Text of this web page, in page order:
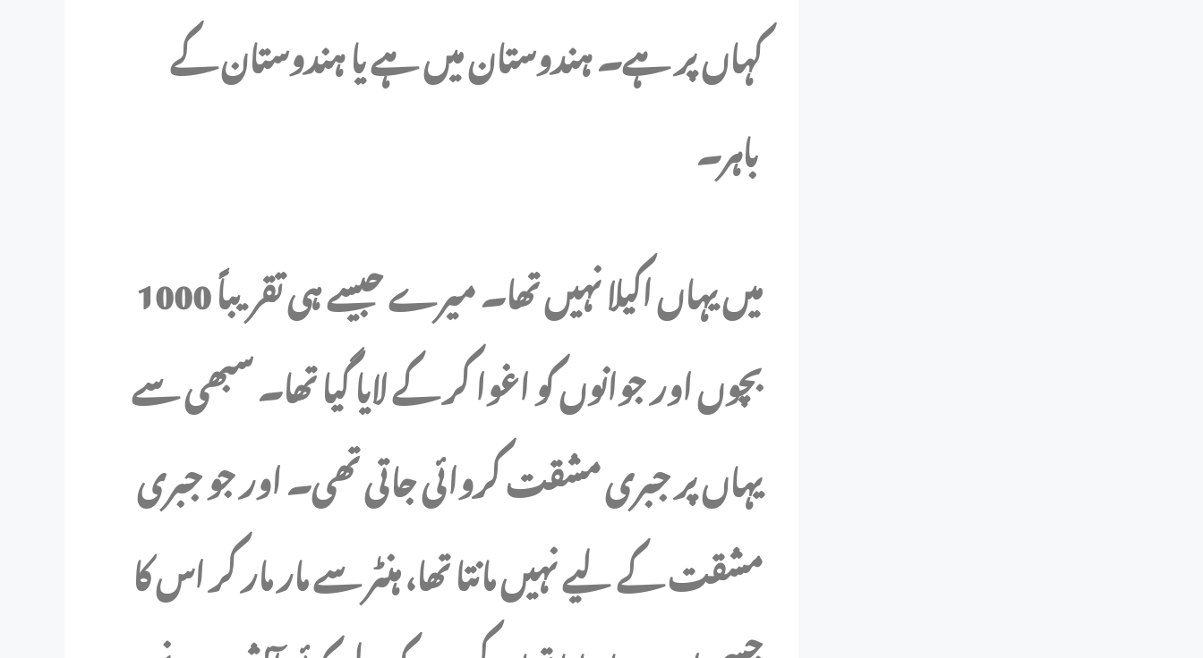
کہاں پر ہے۔ ہندوستان میں ہے یا ہندوستان کے
باہر۔
میں یہاں اکیلا نہیں تھا۔ میرے جیسے ہی تقریباً 1000
بچوں اور جوانوں کو اغوا کر کے لایا گیا تھا۔ سبھی سے
یہاں پر جبری مشقت کروائی جاتی تھی۔ اور جو جبری
مشقت کے لیے نہیں مانتا تھا، ہنٹر سے مار مار کر اس کا